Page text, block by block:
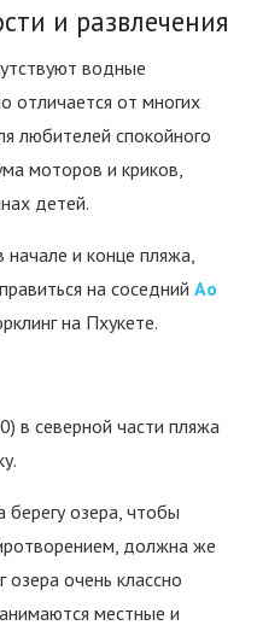
и развлечения
водные
отличается от многих
любителей спокойного
моторов и криков,
детей.
и конце пляжа,
на соседнийАо
на Пхукете.
в северной части пляжа
озера, чтобы
должна же
очень классно
местные и